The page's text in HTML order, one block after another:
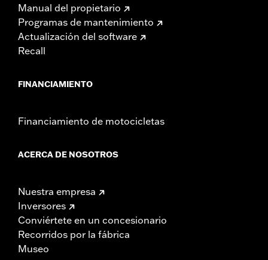
Manual del propietario
Programas de mantenimiento
Actualización del software
Recall
FINANCIAMIENTO
Financiamiento de motocicletas
ACERCA DE NOSOTROS
Nuestra empresa
Inversores
Conviértete en un concesionario
Recorridos por la fábrica
Museo